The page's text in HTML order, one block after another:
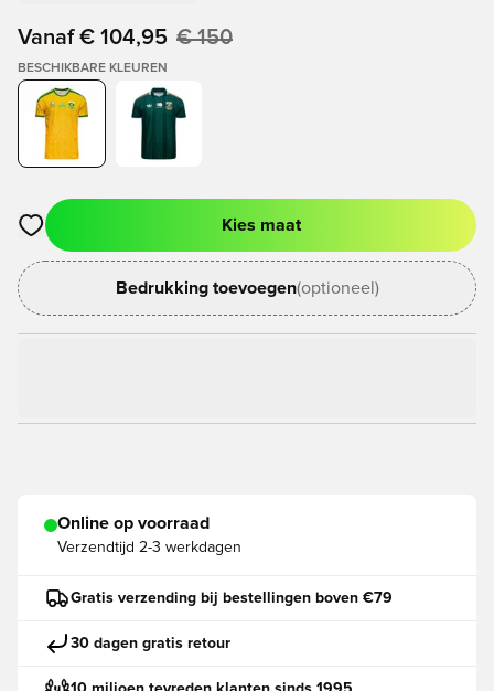
Vanaf € 104,95 € 150
BESCHIKBARE KLEUREN
Opent een venster om in te loggen of je aan te melden als lid
Kies maat
Bedrukking toevoegen(optioneel)
Online op voorraad
Verzendtijd 2-3 werkdagen
Gratis verzending bij bestellingen boven €79
30 dagen gratis retour